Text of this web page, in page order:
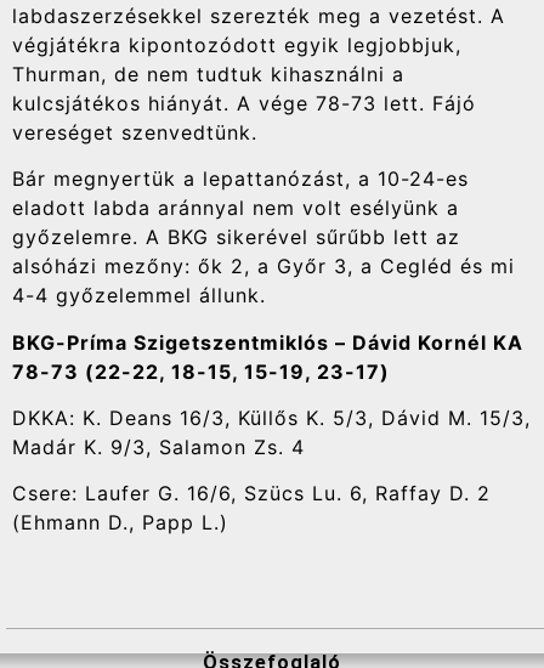
labdaszerzésekkel szerezték meg a vezetést. A
végjátékra kipontozódott egyik legjobbjuk,
Thurman, de nem tudtuk kihasználni a
kulcsjátékos hiányát. A vége 78-73 lett. Fájó
vereséget szenvedtünk.
Bár megnyertük a lepattanózást, a 10-24-es
eladott labda aránnyal nem volt esélyünk a
győzelemre. A BKG sikerével sűrűbb lett az
alsóházi mezőny: ők 2, a Győr 3, a Cegléd és mi
4-4 győzelemmel állunk.
BKG-Príma Szigetszentmiklós – Dávid Kornél KA
78-73 (22-22, 18-15, 15-19, 23-17)
DKKA: K. Deans 16/3, Küllős K. 5/3, Dávid M. 15/3,
Madár K. 9/3, Salamon Zs. 4
Csere: Laufer G. 16/6, Szücs Lu. 6, Raffay D. 2
(Ehmann D., Papp L.)
Összefoglaló